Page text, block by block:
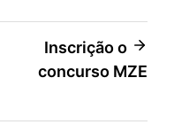
Inscrição o
concurso MZE